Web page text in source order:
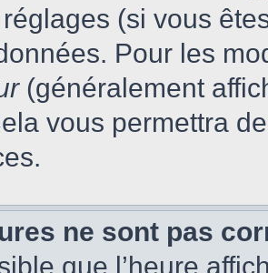
(si vous
Pour les
(généralement
vous permettra
ne sont pas
que l’heure